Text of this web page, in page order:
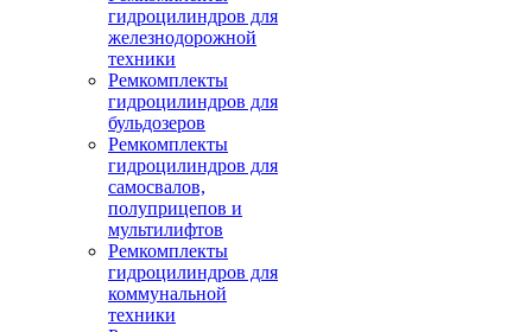
гидроцилиндров для
железнодорожной
техники
Ремкомплекты
гидроцилиндров для
бульдозеров
Ремкомплекты
гидроцилиндров для
самосвалов,
полуприцепов и
мультилифтов
Ремкомплекты
гидроцилиндров для
коммунальной
техники